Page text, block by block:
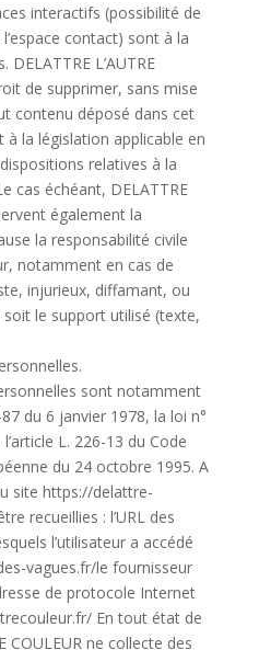
interactifs (possibilité de
contact) sont à la
L’AUTRE
de supprimer, sans mise
contenu déposé dans cet
la législation applicable en
relatives à la
cas échéant, DELATTRE
également la
la responsabilité civile
notamment en cas de
injurieux, diffamant, ou
le support utilisé (texte,
sont notamment
du 6 janvier 1978, la loi n°
L. 226-13 du Code
du 24 octobre 1995. A
site https://delattre-
recueillies : l’URL des
l’utilisateur a accédé
vagues.fr/le fournisseur
de protocole Internet
En tout état de
COULEUR ne collecte des